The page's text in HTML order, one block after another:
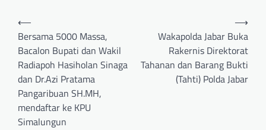
⟵
Bersama 5000 Massa,
Bacalon Bupati dan Wakil
Radiapoh Hasiholan Sinaga
dan Dr.Azi Pratama
Pangaribuan SH.MH,
mendaftar ke KPU
Simalungun
Wakapolda Jabar Buka
Rakernis Direktorat
Tahanan dan Barang Bukti
(Tahti) Polda Jabar
⟶